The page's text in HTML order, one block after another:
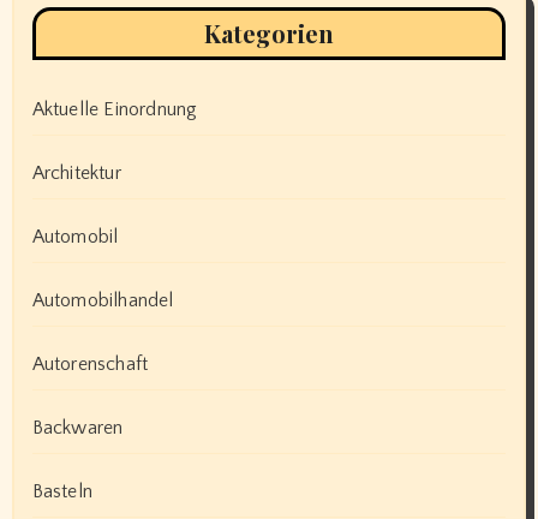
Kategorien
Aktuelle Einordnung
Architektur
Automobil
Automobilhandel
Autorenschaft
Backwaren
Basteln